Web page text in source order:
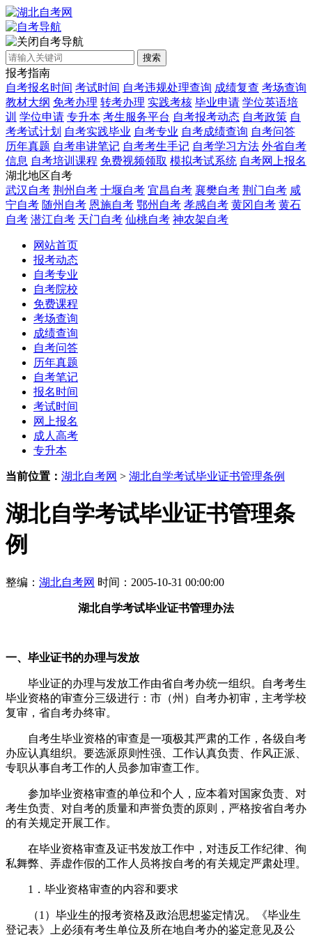
自考导航
搜索
报考指南
自考报名时间 考试时间 自考违规处理查询 成绩复查 考场查询
教材大纲 免考办理 转考办理 实践考核 毕业申请 学位英语培
训 学位申请 专升本 考生服务平台 自考报考动态 自考政策 自
考考试计划 自考实践毕业 自考专业 自考成绩查询 自考问答
历年真题 自考串讲笔记 自考考生手记 自考学习方法 外省自考
信息 自考培训课程 免费视频领取 模拟考试系统 自考网上报名
湖北地区自考
武汉自考 荆州自考 十堰自考 宜昌自考 襄樊自考 荆门自考 咸
宁自考 随州自考 恩施自考 鄂州自考 孝感自考 黄冈自考 黄石
自考 潜江自考 天门自考 仙桃自考 神农架自考
网站首页
报考动态
自考专业
自考院校
免费课程
考场查询
成绩查询
自考问答
历年真题
自考笔记
报名时间
考试时间
网上报名
成人高考
专升本
当前位置： 湖北自考网 > 湖北自学考试毕业证书管理条例
湖北自学考试毕业证书管理条
例
整编： 湖北自考网 时间：2005-10-31 00:00:00
湖北自学考试毕业证书管理办法
一、毕业证书的办理与发放
毕业证的办理与发放工作由省自考办统一组织。自考考生
毕业资格的审查分三级进行：市（州）自考办初审，主考学校
复审，省自考办终审。
自考生毕业资格的审查是一项极其严肃的工作，各级自考
办应认真组织。要选派原则性强、工作认真负责、作风正派、
专职从事自考工作的人员参加审查工作。
参加毕业资格审查的单位和个人，应本着对国家负责、对
考生负责、对自考的质量和声誉负责的原则，严格按省自考办
的有关规定开展工作。
在毕业资格审查及证书发放工作中，对违反工作纪律、徇
私舞弊、弄虚作假的工作人员将按自考的有关规定严肃处理。
1．毕业资格审查的内容和要求
（1）毕业生的报考资格及政治思想鉴定情况。《毕业生
登记表》上必须有考生单位及所在地自考办的鉴定意见及公